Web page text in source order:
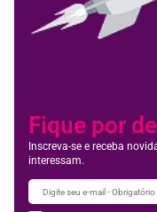
Fique por
Inscreva-se e receba
interessam.